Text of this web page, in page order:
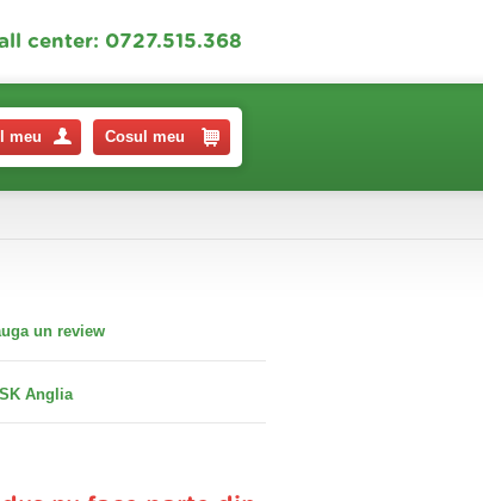
center: 0727.515.368
meu Cosul meu
un review
Anglia